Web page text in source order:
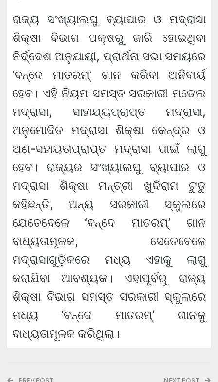
ରାଜ୍ୟ ସଂଖ୍ୟାଲଘୁ ବ୍ୟାପାର ଓ ମଦ୍ରାସା
ଶିକ୍ଷା ବିଭାଗ ପକ୍ଷରୁ ଜାରି ହୋଇଥିବା
ନିର୍ଦ୍ଦେଶ ଅନୁଯାୟୀ, ପ୍ରାର୍ଥନା ସଭା ସମୟରେ
‘ବନ୍ଦେ ମାତରମ୍’ ଗାନ କରିବା ଅନିବାର୍ୟ
ହେବ। ଏହି ନିୟମ ସମସ୍ତ ସରକାରୀ ମଡେଲ
ମଦ୍ରାସା, ସାହାଯ୍ୟପ୍ରାପ୍ତ ମଦ୍ରାସା,
ଅନୁମୋଦିତ ମଦ୍ରାସା ଶିକ୍ଷା କେନ୍ଦ୍ର ଓ
ଅଣ-ସହାୟତାପ୍ରାପ୍ତ ମଦ୍ରାସା ପାଇଁ ଲାଗୁ
ହେବ। ରାଜ୍ୟର ସଂଖ୍ୟାଲଘୁ ବ୍ୟାପାର ଓ
ମଦ୍ରାସା ଶିକ୍ଷା ମନ୍ତ୍ରୀ ଖୁଦିରାମ ଟୁଡୁ
କହିଛନ୍ତି, ଅନ୍ୟ ସରକାରୀ ସ୍କୁଲରେ
ଯେତେବେଳେ ‘ବନ୍ଦେ ମାତରମ୍’ ଗାନ
ବାଧ୍ୟତାମୂଳକ, ସେତେବେଳେ
ମଦ୍ରାସାଗୁଡ଼ିକରେ ମଧ୍ୟ ଏହାକୁ ଲାଗୁ
କରାଯିବା ଆବଶ୍ୟକ। ଏହାପୂର୍ବରୁ ରାଜ୍ୟ
ଶିକ୍ଷା ବିଭାଗ ସମସ୍ତ ସରକାରୀ ସ୍କୁଲରେ
ମଧ୍ୟ ‘ବନ୍ଦେ ମାତରମ୍’ ଗାନକୁ
ବାଧ୍ୟତାମୂଳକ କରିଥିଲା।